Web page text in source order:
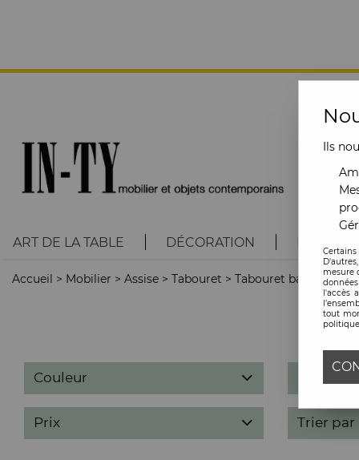
ART DE LA TABLE DÉCORATION
Accueil > Mobilier > Assise > Tabouret > Tabouret bas
Couleur
Prix Trier par
Ils
mesure
l'accès
tout